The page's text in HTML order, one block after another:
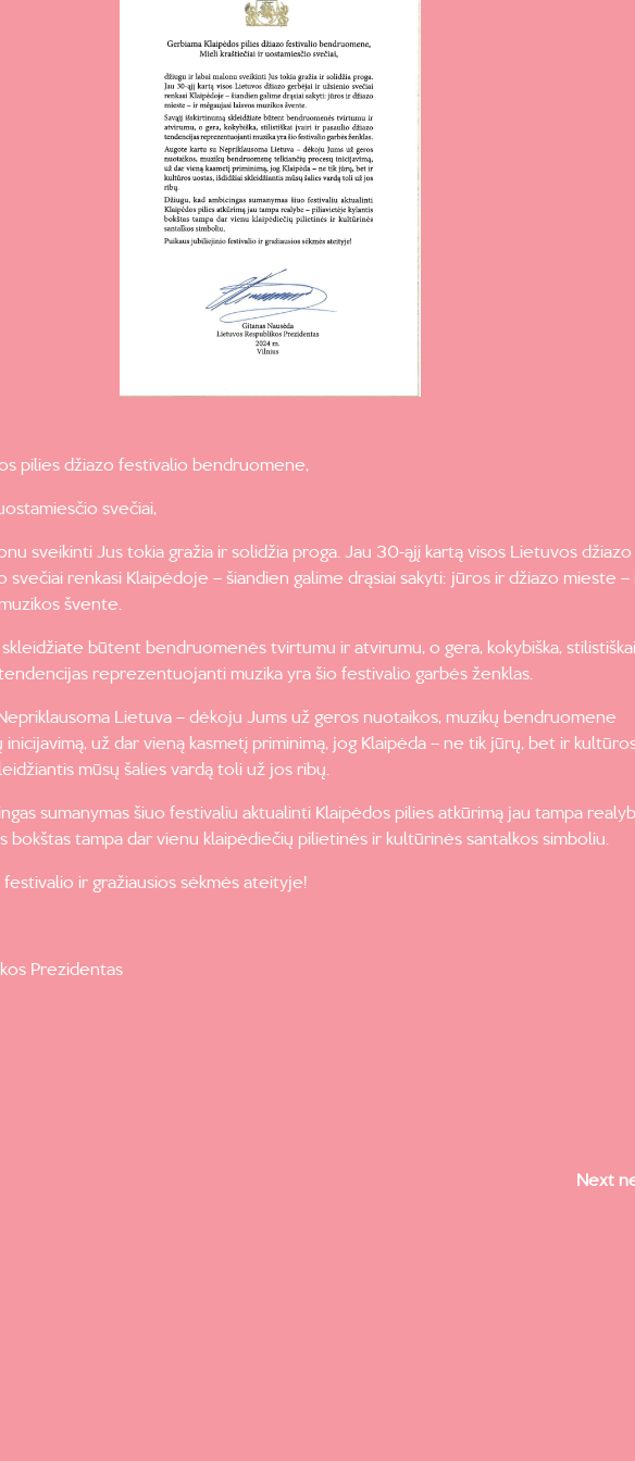
pilies džiazo festivalio bendruomene,
svečiai,
sveikinti Jus tokia gražia ir solidžia proga. Jau 30-ąjį kartą visos Lietuvos džiazo
svečiai renkasi Klaipėdoje – šiandien galime drąsiai sakyti: jūros ir džiazo mieste –
švente.
skleidžiate būtent bendruomenės tvirtumu ir atvirumu, o gera, kokybiška,
reprezentuojanti muzika yra šio festivalio garbės ženklas.
Lietuva – dėkoju Jums už geros nuotaikos, muzikų bendruomene
už dar vieną kasmetį priminimą, jog Klaipėda – ne tik jūrų, bet ir
mūsų šalies vardą toli už jos ribų.
sumanymas šiuo festivaliu aktualinti Klaipėdos pilies atkūrimą jau tampa
bokštas tampa dar vienu klaipėdiečių pilietinės ir kultūrinės santalkos simboliu.
festivalio ir gražiausios sėkmės ateityje!
Prezidentas
Next